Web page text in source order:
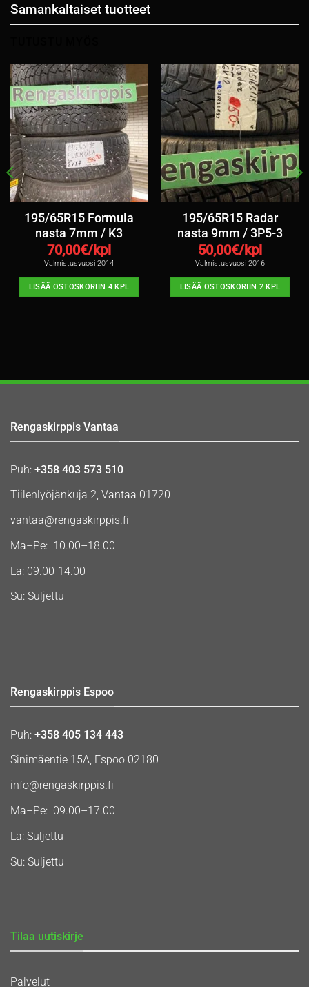
Samankaltaiset tuotteet
195/65R15 Formula
nasta 7mm / K3
70,00€/kpl
Valmistusvuosi 2014
LISÄÄ OSTOSKORIIN 4 KPL
195/65R15 Radar
nasta 9mm / 3P5-3
50,00€/kpl
Valmistusvuosi 2016
LISÄÄ OSTOSKORIIN 2 KPL
Rengaskirppis Vantaa
Puh: +358 403 573 510
Tiilenlyöjänkuja 2, Vantaa 01720
vantaa@rengaskirppis.fi
Ma–Pe: 10.00–18.00
La: 09.00-14.00
Su: Suljettu
Rengaskirppis Espoo
Puh: +358 405 134 443
Sinimäentie 15A, Espoo 02180
info@rengaskirppis.fi
Ma–Pe: 09.00–17.00
La: Suljettu
Su: Suljettu
Tilaa uutiskirje
Palvelut